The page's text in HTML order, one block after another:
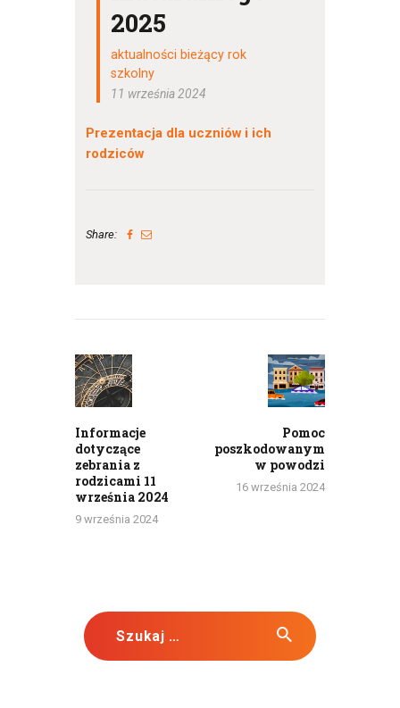
2025
aktualności bieżący rok
szkolny
11 września 2024
Prezentacja dla uczniów i ich
rodziców
Share:
wpisu
Informacje
dotyczące
zebrania z
rodzicami 11
września 2024
9 września 2024
Pomoc
poszkodowanym
w powodzi
16 września 2024
Szukaj: